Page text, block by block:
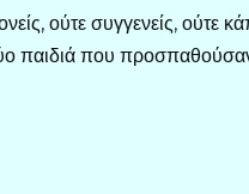
ούτε συγγενείς, ούτε
παιδιά που